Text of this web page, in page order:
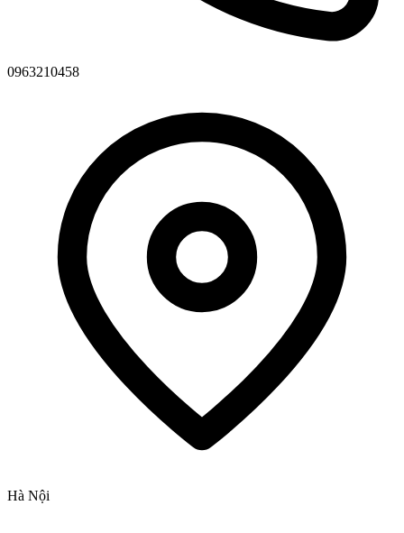
0963210458
Hà Nội